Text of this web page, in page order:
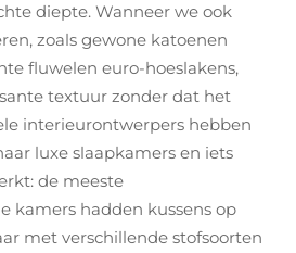
diepte. Wanneer we ook
zoals gewone katoenen
fluwelen euro-hoeslakens,
textuur zonder dat het
interieurontwerpers hebben
luxe slaapkamers en iets
de meeste
kamers hadden kussens op
met verschillende stofsoorten